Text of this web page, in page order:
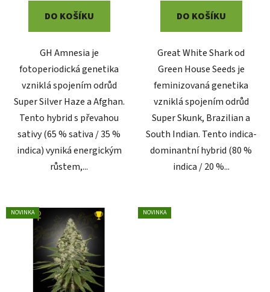
DO KOŠÍKU
GH Amnesia je
fotoperiodická genetika
vzniklá spojením odrůd
Super Silver Haze a Afghan.
Tento hybrid s převahou
sativy (65 % sativa / 35 %
indica) vyniká energickým
růstem,...
DO KOŠÍKU
Great White Shark od
Green House Seeds je
feminizovaná genetika
vzniklá spojením odrůd
Super Skunk, Brazilian a
South Indian. Tento indica-
dominantní hybrid (80 %
indica / 20 %...
NOVINKA NOVINKA